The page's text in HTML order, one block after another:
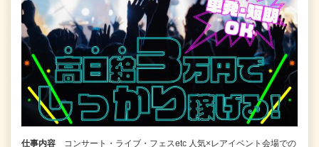
仕事内容
コンサート・ライブ・フェスetc 人気×レアイベント会場での